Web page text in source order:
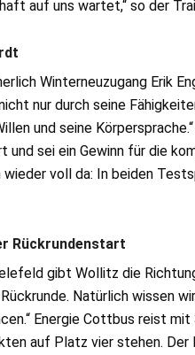
auf uns wartet,“ so der
Winterneuzugang Erik
nur durch seine
und seine
und sei ein Gewinn für die
voll da: In beiden
Rückrundenstart
gibt Wollitz die
Natürlich wissen
Energie Cottbus reist
auf Platz vier stehen.